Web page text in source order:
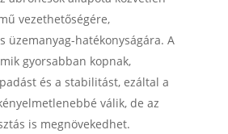
vezethetőségére,
üzemanyag-hatékonyságára. A
gyorsabban kopnak,
és a stabilitást, ezáltal a
válik, de az
is megnövekedhet.